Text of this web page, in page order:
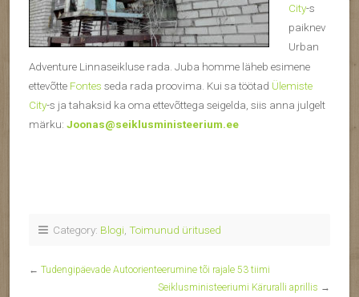
City-s
paiknev
Urban
Adventure Linnaseikluse rada. Juba homme läheb esimene
ettevõtte Fontes seda rada proovima. Kui sa töötad Ülemiste
City-s ja tahaksid ka oma ettevõttega seigelda, siis anna julgelt
märku: Joonas@seiklusministeerium.ee
Category: Blogi Toimunud üritused
← Tudengipäevade Autoorienteerumine tõi rajale 53 tiimi
Seiklusministeeriumi Käruralli aprillis →